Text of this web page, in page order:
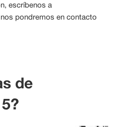
escríbenos a
pondremos en contacto
de